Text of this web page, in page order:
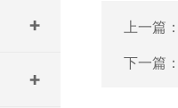
上一篇
下一篇